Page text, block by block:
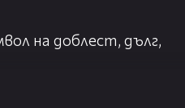
на доблест, дълг,